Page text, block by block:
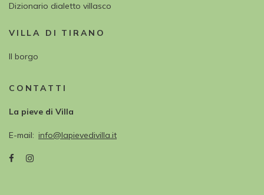
Dizionario dialetto villasco
VILLA DI TIRANO
Il borgo
CONTATTI
La pieve di Villa
E-mail info@lapievedivilla.it